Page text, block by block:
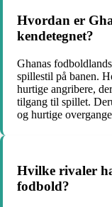
Hvordan er
kendetegnet?
Ghanas
spillestil på banen.
hurtige angribere,
tilgang til spillet.
og hurtige
Hvilke rivaler
fodbold?